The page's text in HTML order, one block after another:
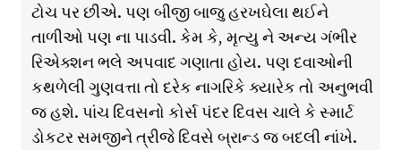
ટોચ પર છીએ. પણ બીજી બાજુ હરખઘેલા થઈને
તાળીઓ પણ ના પાડવી. કેમ કે, મૃત્યુ ને અન્ય ગંભીર
રિએક્શન ભલે અપવાદ ગણાતા હોય. પણ દવાઓની
કથળેલી ગુણવત્તા તો દરેક નાગરિકે ક્યારેક તો અનુભવી
જ હશે. પાંચ દિવસનો કોર્સ પંદર દિવસ ચાલે કે સ્માર્ટ
ડોકટર સમજીને ત્રીજે દિવસે બ્રાન્ડ જ બદલી નાંખે.